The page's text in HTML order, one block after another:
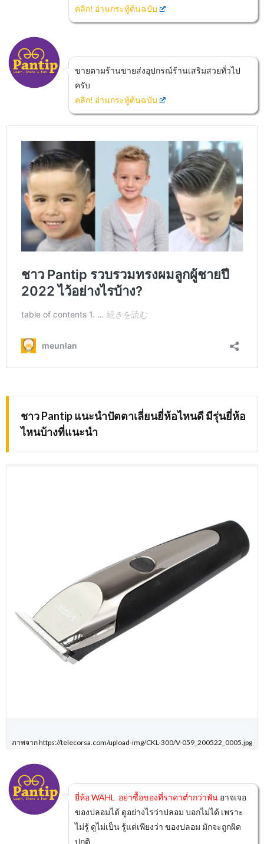
คลิก! อ่านกระทู้ต้นฉบับ
ขายตามร้านขายส่งอุปกรณ์ร้านเสริมสวยทั่วไป
ครับ
คลิก! อ่านกระทู้ต้นฉบับ
ชาว Pantip แนะนำปัตตาเลี่ยนยี่ห้อไหนดี มีรุ่นยี่ห้อ
ไหนบ้างที่แนะนำ
ภาพจาก https://telecorsa.com/upload-img/CKL-300/V-059_200522_0005.jpg
ยี่ห้อ WAHL อย่าซื้อของที่ราคาต่ำกว่าพัน อาจเจอ
ของปลอมได้ ดูอย่างไรว่าปลอม บอกไม่ได้ เพราะ
ไม่รู้ ดูไม่เป็น รู้แต่เพียงว่า ของปลอม มักจะถูกผิด
ปกติ